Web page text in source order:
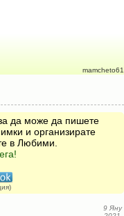
mamcheto61
да може да пишете
и организирате
в Любими.
9 Яну